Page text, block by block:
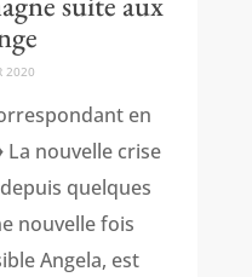
2020
en
La nouvelle crise
quelques
nouvelle fois
Angela, est